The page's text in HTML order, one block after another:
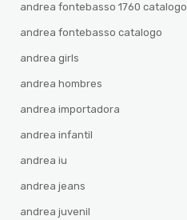
andrea fontebasso 1760 catalogo
andrea fontebasso catalogo
andrea girls
andrea hombres
andrea importadora
andrea infantil
andrea iu
andrea jeans
andrea juvenil